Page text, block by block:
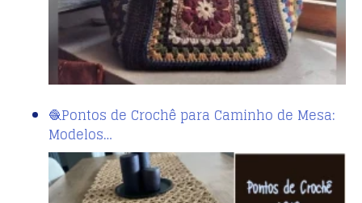
🧶Pontos de Crochê para Caminho de Mesa:
Modelos…